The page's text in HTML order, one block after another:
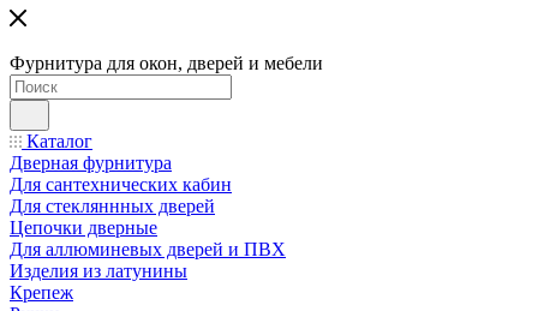
Фурнитура для окон, дверей и мебели
Каталог
Дверная фурнитура
Для сантехнических кабин
Для стекляннных дверей
Цепочки дверные
Для аллюминевых дверей и ПВХ
Изделия из латунины
Крепеж